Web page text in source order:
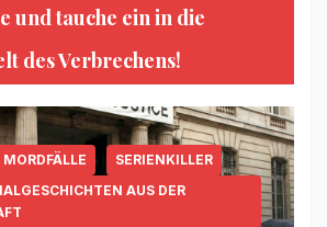
tauche ein in die
des Verbrechens!
MORDFÄLLE
SERIENKILLER
AUS DER